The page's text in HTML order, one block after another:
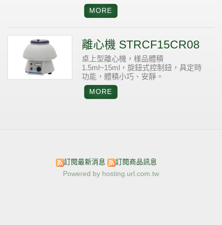
離心機 STRCF15CR08
桌上型離心機，樣品體積
1.5ml~15ml，旋鈕式控制鈕，具定時
功能，體積小巧、安靜。
訂閱最新消息
訂閱商品訊息
Powered by hosting.url.com.tw